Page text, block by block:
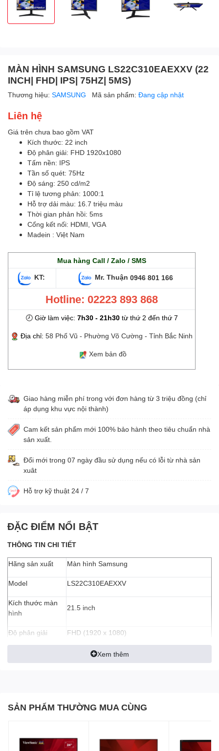
MÀN HÌNH SAMSUNG LS22C310EAEXXV (22
INCH| FHD| IPS| 75HZ| 5MS)
Thương hiệu: SAMSUNG Mã sản phẩm: Đang cập nhật
Liên hệ
Giá trên chưa bao gồm VAT
Kích thước: 22 inch
Độ phân giải: FHD 1920x1080
Tấm nền: IPS
Tần số quét: 75Hz
Độ sáng: 250 cd/m2
Tỉ lệ tương phản: 1000:1
Hỗ trợ dải màu: 16.7 triệu màu
Thời gian phản hồi: 5ms
Cổng kết nối: HDMI, VGA
Madein : Việt Nam
Mua hàng Call / Zalo / SMS
KT: Mr. Thuận 0946 801 166
Hotline: 02223 893 868
🕗 Giờ làm việc: 7h30 - 21h30từ thứ 2 đến thứ 7
Địa chỉ: 58 Phố Vũ - Phường Võ Cường - Tỉnh Bắc Ninh
Xem bản đồ
Giao hàng miễn phí trong với đơn hàng từ 3 triệu đồng (chỉ
áp dụng khu vực nội thành)
Cam kết sản phẩm mới 100% bảo hành theo tiêu chuẩn nhà
sản xuất.
Đổi mới trong 07 ngày đầu sử dụng nếu có lỗi từ nhà sản
xuât
Hỗ trợ kỹ thuật 24 / 7
ĐẶC ĐIỂM NỔI BẬT
THÔNG TIN CHI TIẾT
Hãng sản xuất Màn hình Samsung
Model LS22C310EAEXXV
Kích thước màn
hình
21.5 inch
Độ phân giải FHD (1920 x 1080)
Độ sáng 200 cd/㎡
Độ tương phản 1000:1(Typical)
Xem thêm
SẢN PHẨM THƯỜNG MUA CÙNG